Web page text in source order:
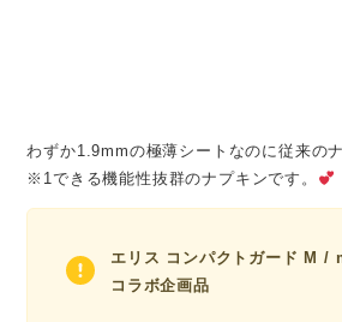
わずか1.9mmの極薄シートなのに従来の
※1できる機能性抜群のナプキンです。
エリス コンパクトガード M
コラボ企画品